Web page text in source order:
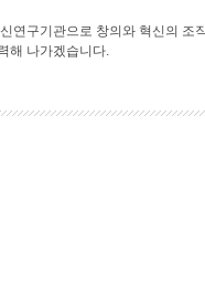
연구기관으로 창의와 혁신의 조
해 나가겠습니다.